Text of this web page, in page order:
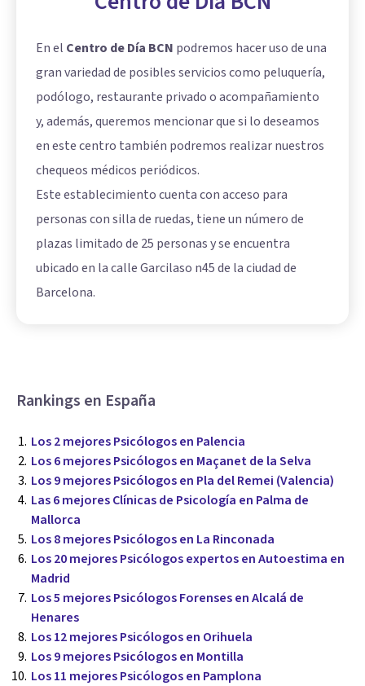
En el Centro de Día BCN podremos hacer uso de una
gran variedad de posibles servicios como peluquería,
podólogo, restaurante privado o acompañamiento
y, además, queremos mencionar que si lo deseamos
en este centro también podremos realizar nuestros
chequeos médicos periódicos.
Este establecimiento cuenta con acceso para
personas con silla de ruedas, tiene un número de
plazas limitado de 25 personas y se encuentra
ubicado en la calle Garcilaso n45 de la ciudad de
Barcelona.
Rankings en España
Los 2 mejores Psicólogos en Palencia
Los 6 mejores Psicólogos en Maçanet de la Selva
Los 9 mejores Psicólogos en Pla del Remei (Valencia)
Las 6 mejores Clínicas de Psicología en Palma de
Mallorca
Los 8 mejores Psicólogos en La Rinconada
Los 20 mejores Psicólogos expertos en Autoestima en
Madrid
Los 5 mejores Psicólogos Forenses en Alcalá de
Henares
Los 12 mejores Psicólogos en Orihuela
Los 9 mejores Psicólogos en Montilla
Los 11 mejores Psicólogos en Pamplona